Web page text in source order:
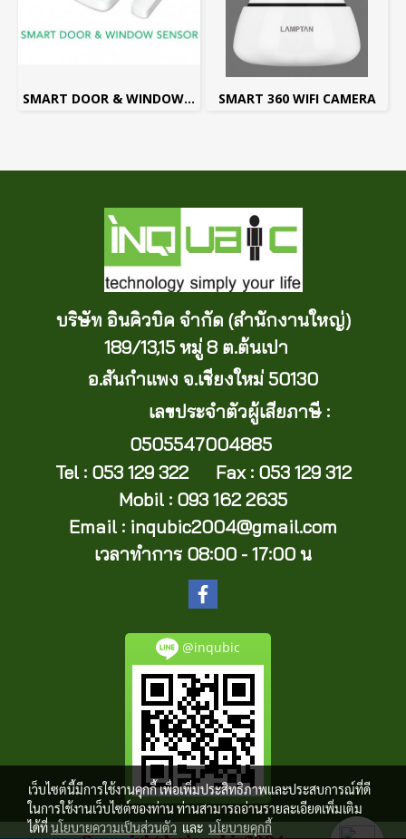
SMART DOOR & WINDOW SENSOR SMART 360 WIFI CAMERA
บริษัท อินคิวบิค จำกัด (สำนักงานใหญ่)
189/13,15 หมู่ 8 ต.ต้นเปา
อ.สันกำแพง จ.เชียงใหม่ 50130
เลขประจำตัวผู้เสียภาษี :
0505547004885
Tel : 053 129 322 Fax : 053 129 312
Mobil : 093 162 2635
Email : inqubic2004@gmail.com
เวลาทำการ 08:00 - 17:00 น
@inqubic
เว็บไซต์นี้มีการใช้งานคุกกี้ เพื่อเพิ่มประสิทธิภาพและประสบการณ์ที่ดี
ในการใช้งานเว็บไซต์ของท่าน ท่านสามารถอ่านรายละเอียดเพิ่มเติม
ได้ที่นโยบายความเป็นส่วนตัวและนโยบายคุกกี้